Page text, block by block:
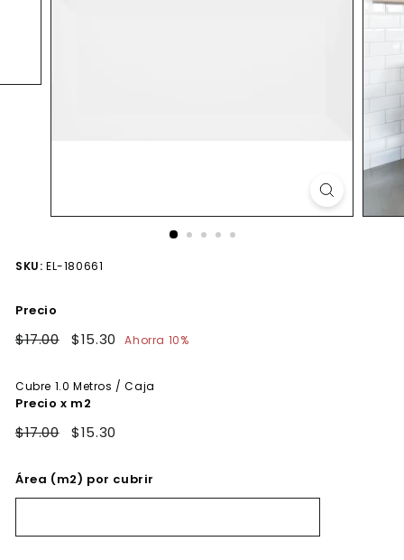
SKU: EL-180661
Precio
Precio
$17.00$17.00
Precio
$15.30 $15.30
Ahorra 10%
Cubre 1.0 Metros / Caja
Precio x m2
$17.00 $15.30
Área (m2) por cubrir